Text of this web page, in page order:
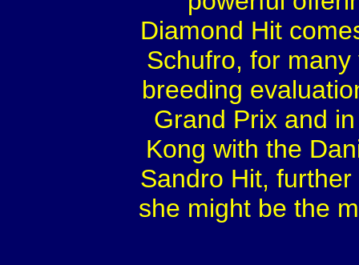
Diamond Hit
Schufro, for
breeding
Grand Prix and
Kong with the
Sandro Hit,
she might be the